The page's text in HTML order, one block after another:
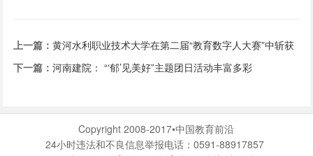
上一篇：黄河水利职业技术大学在第二届“教育数字人大赛”中斩获
金奖
下一篇：河南建院： “‘郁’见美好”主题团日活动丰富多彩
Copyright 2008-2017•中国教育前沿
24小时违法和不良信息举报电话：0591-88917857